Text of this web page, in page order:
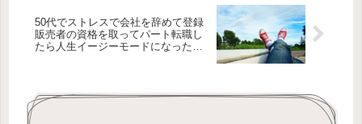
50代でストレスで会社を辞めて登録
販売者の資格を取ってパート転職し
たら人生イージーモードになった。